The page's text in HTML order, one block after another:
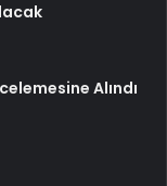
Alındı